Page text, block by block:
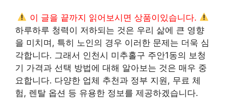
이 글을 끝까지 읽어보시면 상품이있습니다.
하루하루 청력이 저하되는 것은 우리 삶에 큰 영향
을 미치며, 특히 노인의 경우 이러한 문제는 더욱 심
각합니다. 그래서 인천시 미추홀구 주안1동의 보청
기 가격과 선택 방법에 대해 알아보는 것은 매우 중
요합니다. 다양한 업체 추천과 정부 지원, 무료 체
험, 렌탈 옵션 등 유용한 정보를 제공하겠습니다.